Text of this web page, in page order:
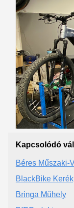
Kapcsolódó
Béres Műszaki-
BlackBike
Bringa Műhely